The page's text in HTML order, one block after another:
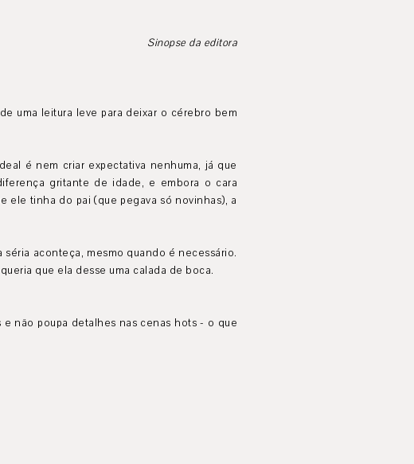
Sinopse da editora
uma leitura leve para deixar o cérebro bem
é nem criar expectativa nenhuma, já que
gritante de idade, e embora o cara
ele tinha do pai (que pegava só novinhas), a
aconteça, mesmo quando é necessário.
que ela desse uma calada de boca.
não poupa detalhes nas cenas hots - o que